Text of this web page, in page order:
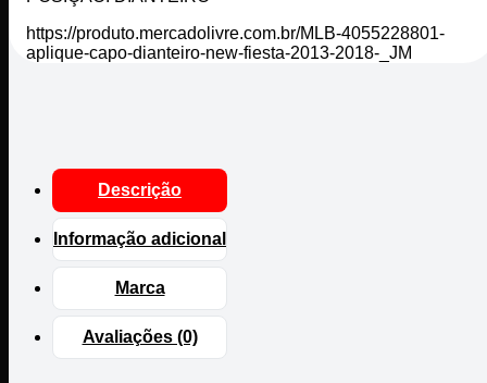
https://produto.mercadolivre.com.br/MLB-4055228801-
aplique-capo-dianteiro-new-fiesta-2013-2018-_JM
Descrição
Informação adicional
Marca
Avaliações (0)